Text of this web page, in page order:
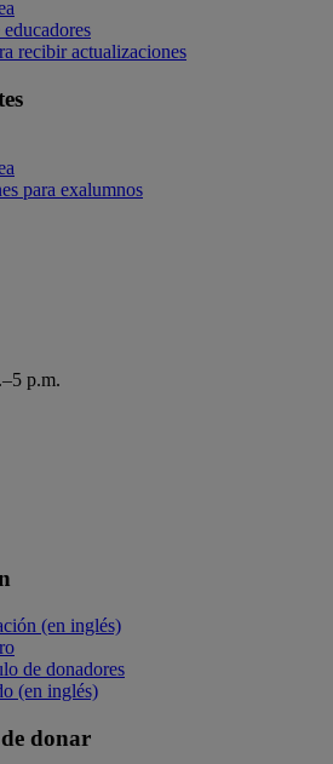
recibir actualizaciones
para exalumnos
p.m.
(en inglés)
de donadores
(en inglés)
donar